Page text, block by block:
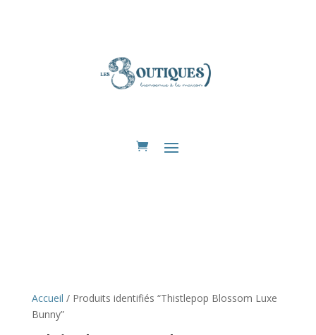
Accueil / Produits identifiés “Thistlepop Blossom Luxe
Bunny”